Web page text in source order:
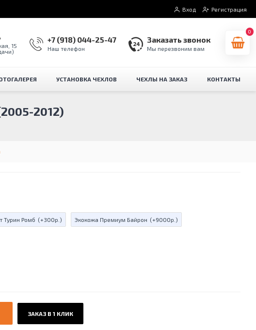
Вход Регистрация
15
+7 (918) 044-25-47
Наш телефон
Заказать звонок
Мы перезвоним вам
0
УСТАНОВКА ЧЕХЛОВ ЧЕХЛЫ НА ЗАКАЗ КОНТАКТЫ
2012)
Турин Ромб (+300р.) Экокожа Премиум Байрон (+9000р.)
ЗАКАЗ В 1 КЛИК